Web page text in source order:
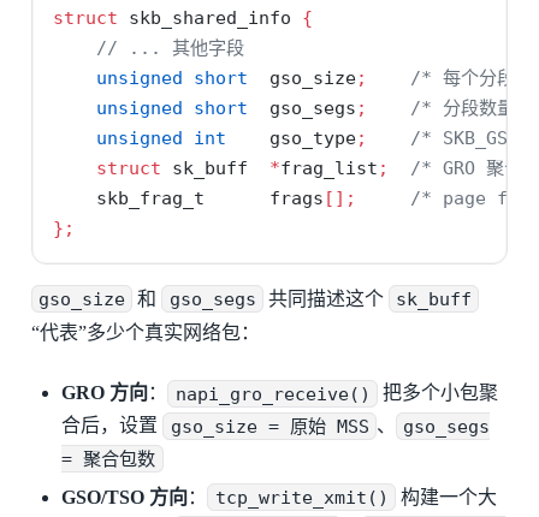
struct skb_shared_info {
// ... 其他字段
unsigned
short
  gso_size
;
/* 每个分段的
unsigned
short
  gso_segs
;
/* 分段数量
unsigned
int
    gso_type
;
/*
struct sk_buff *frag_list ;
/* GRO 聚合
    skb_frag_t      frags
[];
/* page
};
gso_size 和 gso_segs 共同描述这个 sk_buff
“代表”多少个真实网络包：
GRO 方向 ： napi_gro_receive()
把多个小包聚
合后，设置
gso_size = 原始 MSS 、
gso_segs
= 聚合包数
GSO/TSO 方向 ： tcp_write_xmit()
构建一个大